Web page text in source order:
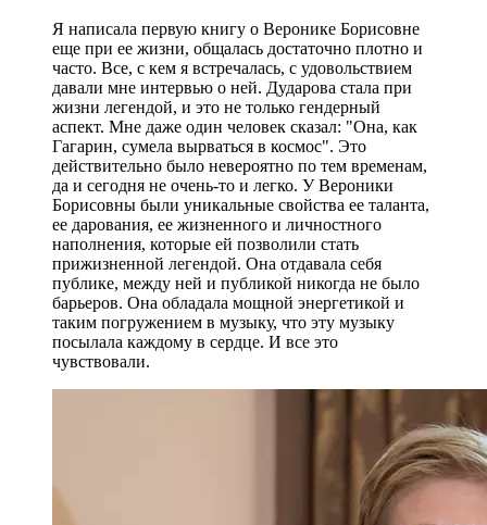
Я написала первую книгу о Веронике Борисовне
еще при ее жизни, общалась достаточно плотно и
часто. Все, с кем я встречалась, с удовольствием
давали мне интервью о ней. Дударова стала при
жизни легендой, и это не только гендерный
аспект. Мне даже один человек сказал: "Она, как
Гагарин, сумела вырваться в космос". Это
действительно было невероятно по тем временам,
да и сегодня не очень-то и легко. У Вероники
Борисовны были уникальные свойства ее таланта,
ее дарования, ее жизненного и личностного
наполнения, которые ей позволили стать
прижизненной легендой. Она отдавала себя
публике, между ней и публикой никогда не было
барьеров. Она обладала мощной энергетикой и
таким погружением в музыку, что эту музыку
посылала каждому в сердце. И все это
чувствовали.